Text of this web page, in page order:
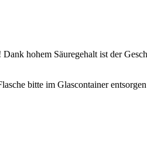
hohem Säuregehalt ist der
bitte im Glascontainer